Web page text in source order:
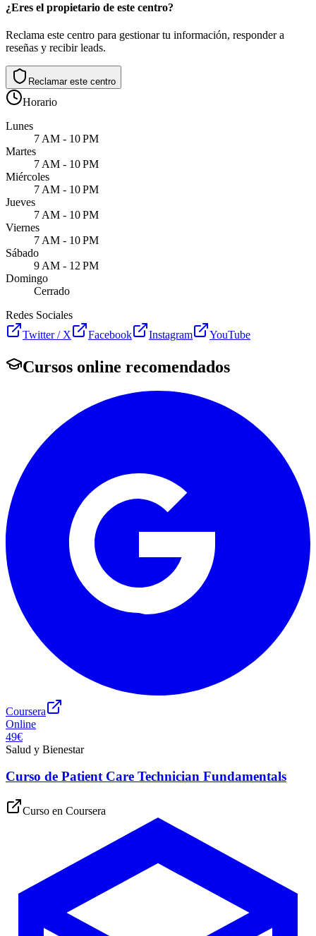
¿Eres el propietario de este centro?
Reclama este centro para gestionar tu información, responder a
reseñas y recibir leads.
Reclamar este centro
Horario
Lunes
7 AM - 10 PM
Martes
7 AM - 10 PM
Miércoles
7 AM - 10 PM
Jueves
7 AM - 10 PM
Viernes
7 AM - 10 PM
Sábado
9 AM - 12 PM
Domingo
Cerrado
Redes Sociales
Twitter / X
Facebook Instagram YouTube
Cursos online recomendados
Coursera
Online
49€
Salud y Bienestar
Curso de Patient Care Technician Fundamentals
Curso en Coursera